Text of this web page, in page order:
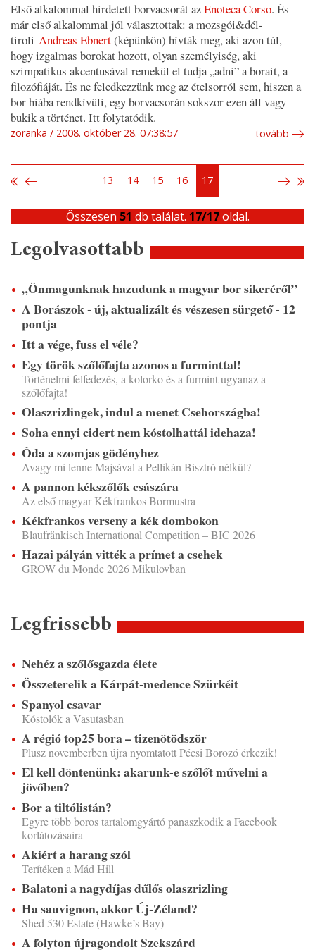
Első alkalommal hirdetett borvacsorát azEnoteca Corso. És
már első alkalommal jól választottak: a mozsgói&dél-
tiroli Andreas Ebnert(képünkön) hívták meg, aki azon túl,
hogy izgalmas borokat hozott, olyan személyiség, aki
szimpatikus akcentusával remekül el tudja „adni” a borait, a
filozófiáját. És ne feledkezzünk meg az ételsorról sem, hiszen a
bor hiába rendkívüli, egy borvacsorán sokszor ezen áll vagy
bukik a történet. Itt folytatódik.
zoranka 2008. október 28. 07:38:57 tovább
13 14 15 16 17
Összesen 51 db találat. 17/17oldal.
Legolvasottabb
„Önmagunknak hazudunk a magyar bor sikeréről”
A Borászok - új, aktualizált és vészesen sürgető - 12
pontja
Itt a vége, fuss el véle?
Egy török szőlőfajta azonos a furminttal!
Történelmi felfedezés, a kolorko és a furmint ugyanaz a
szőlőfajta!
Olaszrizlingek, indul a menet Csehországba!
Soha ennyi cidert nem kóstolhattál idehaza!
Óda a szomjas gödényhez
Avagy mi lenne Majsával a Pellikán Bisztró nélkül?
A pannon kékszőlők császára
Az első magyar Kékfrankos Bormustra
Kékfrankos verseny a kék dombokon
Blaufränkisch International Competition – BIC 2026
Hazai pályán vitték a prímet a csehek
GROW du Monde 2026 Mikulovban
Legfrissebb
Nehéz a szőlősgazda élete
Összeterelik a Kárpát-medence Szürkéit
Spanyol csavar
Kóstolók a Vasutasban
A régió top25 bora – tizenötödször
Plusz novemberben újra nyomtatott Pécsi Borozó érkezik!
El kell döntenünk: akarunk-e szőlőt művelni a
jövőben?
Bor a tiltólistán?
Egyre több boros tartalomgyártó panaszkodik a Facebook
korlátozásaira
Akiért a harang szól
Terítéken a Mád Hill
Balatoni a nagydíjas dűlős olaszrizling
Ha sauvignon, akkor Új-Zéland?
Shed 530 Estate (Hawke’s Bay)
A folyton újragondolt Szekszárd